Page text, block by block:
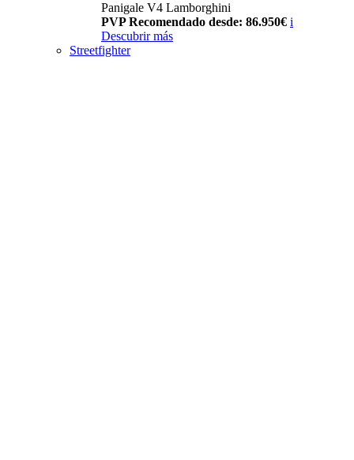
Panigale V4 Lamborghini
PVP Recomendado desde: 86.950€ i
Descubrir más
Streetfighter